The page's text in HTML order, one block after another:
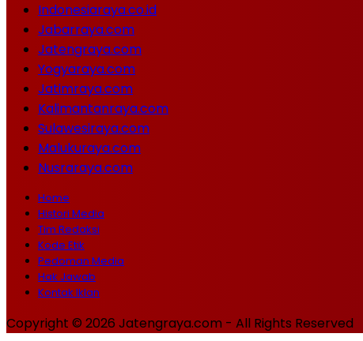
Indonesiaraya.co.id
Jabarraya.com
Jatengraya.com
Yogyaraya.com
Jatimraya.com
Kalimantanraya.com
Sulawesiraya.com
Malukuraya.com
Nusraraya.com
Home
Histori Media
Tim Redaksi
Kode Etik
Pedoman Media
Hak Jawab
Kontak Iklan
Copyright © 2026 Jatengraya.com - All Rights Reserved